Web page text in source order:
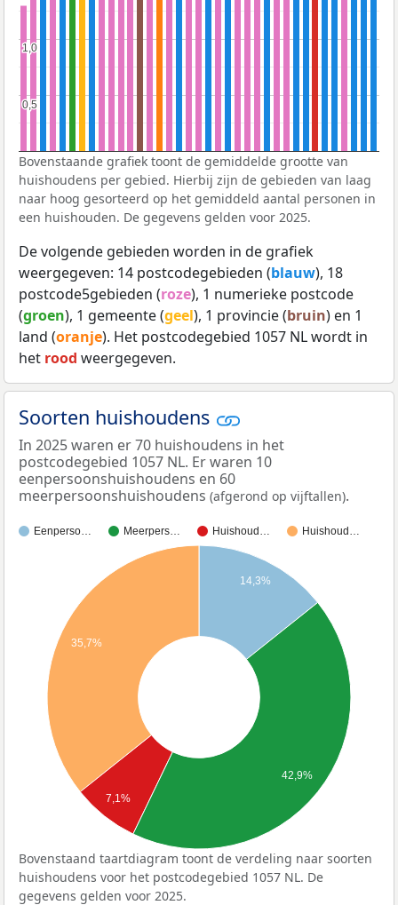
0,5
0,5
1,0
1,0
Bovenstaande grafiek toont de gemiddelde grootte van
huishoudens per gebied. Hierbij zijn de gebieden van laag
naar hoog gesorteerd op het gemiddeld aantal personen in
een huishouden. De gegevens gelden voor 2025.
De volgende gebieden worden in de grafiek
weergegeven: 14 postcodegebieden (blauw), 18
postcode5gebieden (roze), 1 numerieke postcode
(groen), 1 gemeente (geel), 1 provincie (bruin) en 1
land (oranje). Het postcodegebied 1057 NL wordt in
het rood weergegeven.
Soorten huishoudens
In 2025 waren er 70 huishoudens in het
postcodegebied 1057 NL. Er waren 10
eenpersoonshuishoudens en 60
meerpersoonshuishoudens (afgerond op vijftallen).
Eenperso… Meerpers… Huishoud… Huishoud…
14,3%
35,7%
7,1%
42,9%
Bovenstaand taartdiagram toont de verdeling naar soorten
huishoudens voor het postcodegebied 1057 NL. De
gegevens gelden voor 2025.